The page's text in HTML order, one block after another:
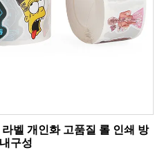
벨 개인화 고품질 롤 인쇄 방
구성